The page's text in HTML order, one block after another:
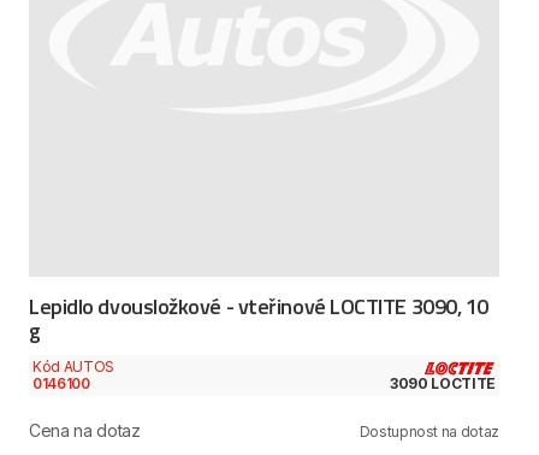
Lepidlo dvousložkové - vteřinové LOCTITE 3090, 10
g
Kód AUTOS
0146100
3090 LOCTITE
Cena na dotaz Dostupnost na dotaz